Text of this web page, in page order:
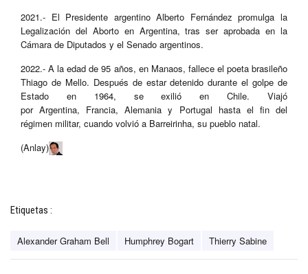
2021.- El Presidente argentino Alberto Fernández promulga la
Legalización del Aborto en Argentina, tras ser aprobada en la
Cámara de Diputados y el Senado argentinos.
2022.- A la edad de 95 años, en Manaos, fallece el poeta brasileño
Thiago de Mello. Después de estar detenido durante el golpe de
Estado en 1964, se exilió en Chile. Viajó
por Argentina, Francia, Alemania y Portugal hasta el fin del
régimen militar, cuando volvió a Barreirinha, su pueblo natal.
(Anlay)
Etiquetas :
Alexander Graham Bell Humphrey Bogart Thierry Sabine